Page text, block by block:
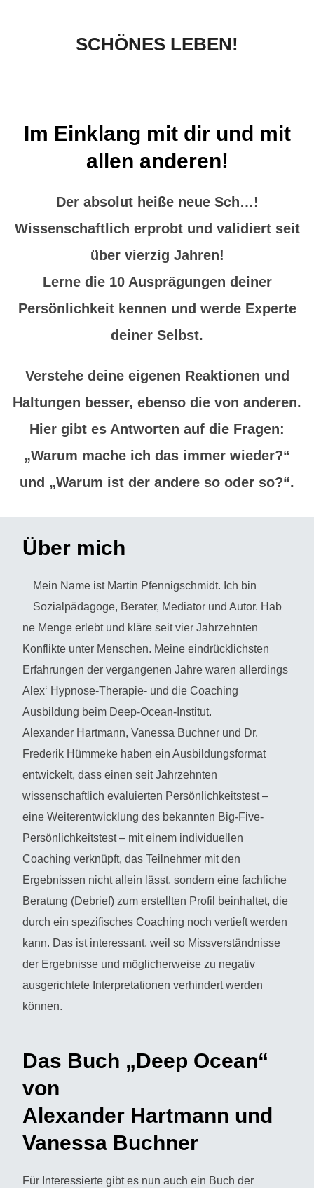
SCHÖNES LEBEN!
Im Einklang mit dir und mit
allen anderen!
Der absolut heiße neue Sch…!
Wissenschaftlich erprobt und validiert seit
über vierzig Jahren!
Lerne die 10 Ausprägungen deiner
Persönlichkeit kennen und werde Experte
deiner Selbst.
Verstehe deine eigenen Reaktionen und
Haltungen besser, ebenso die von anderen.
Hier gibt es Antworten auf die Fragen:
„Warum mache ich das immer wieder?“
und „Warum ist der andere so oder so?“.
Über mich
Mein Name ist Martin Pfennigschmidt. Ich bin
Sozialpädagoge, Berater, Mediator und Autor. Hab
ne Menge erlebt und kläre seit vier Jahrzehnten
Konflikte unter Menschen. Meine eindrücklichsten
Erfahrungen der vergangenen Jahre waren allerdings
Alex‘ Hypnose-Therapie- und die Coaching
Ausbildung beim Deep-Ocean-Institut.
Alexander Hartmann, Vanessa Buchner und Dr.
Frederik Hümmeke haben ein Ausbildungsformat
entwickelt, dass einen seit Jahrzehnten
wissenschaftlich evaluierten Persönlichkeitstest –
eine Weiterentwicklung des bekannten Big-Five-
Persönlichkeitstest – mit einem individuellen
Coaching verknüpft, das Teilnehmer mit den
Ergebnissen nicht allein lässt, sondern eine fachliche
Beratung (Debrief) zum erstellten Profil beinhaltet, die
durch ein spezifisches Coaching noch vertieft werden
kann. Das ist interessant, weil so Missverständnisse
der Ergebnisse und möglicherweise zu negativ
ausgerichtete Interpretationen verhindert werden
können.
Das Buch „Deep Ocean“
von
Alexander Hartmann und
Vanessa Buchner
Für Interessierte gibt es nun auch ein Buch der